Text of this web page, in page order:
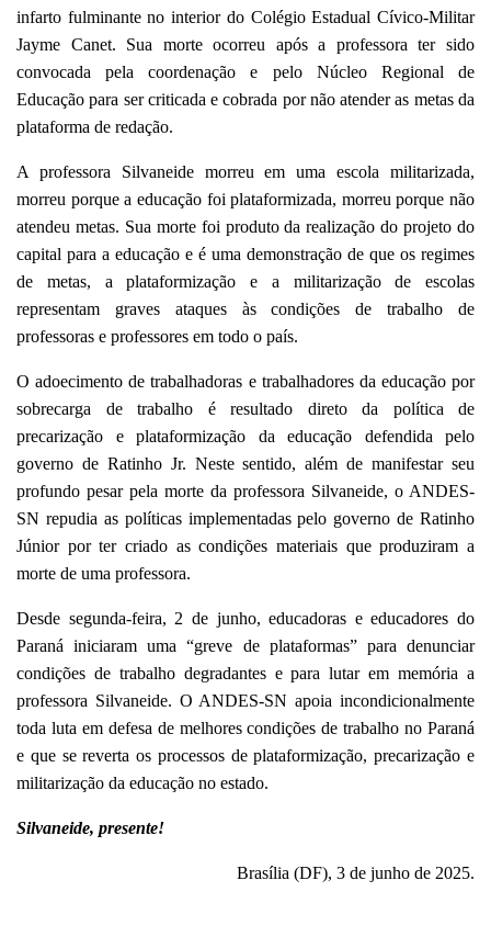
infarto fulminante no interior do Colégio Estadual Cívico-Militar
Jayme Canet. Sua morte ocorreu após a professora ter sido
convocada pela coordenação e pelo Núcleo Regional de
Educação para ser criticada e cobrada por não atender as metas da
plataforma de redação.
A professora Silvaneide morreu em uma escola militarizada,
morreu porque a educação foi plataformizada, morreu porque não
atendeu metas. Sua morte foi produto da realização do projeto do
capital para a educação e é uma demonstração de que os regimes
de metas, a plataformização e a militarização de escolas
representam graves ataques às condições de trabalho de
professoras e professores em todo o país.
O adoecimento de trabalhadoras e trabalhadores da educação por
sobrecarga de trabalho é resultado direto da política de
precarização e plataformização da educação defendida pelo
governo de Ratinho Jr. Neste sentido, além de manifestar seu
profundo pesar pela morte da professora Silvaneide, o ANDES-
SN repudia as políticas implementadas pelo governo de Ratinho
Júnior por ter criado as condições materiais que produziram a
morte de uma professora.
Desde segunda-feira, 2 de junho, educadoras e educadores do
Paraná iniciaram uma “greve de plataformas” para denunciar
condições de trabalho degradantes e para lutar em memória a
professora Silvaneide. O ANDES-SN apoia incondicionalmente
toda luta em defesa de melhores condições de trabalho no Paraná
e que se reverta os processos de plataformização, precarização e
militarização da educação no estado.
Silvaneide, presente!
Brasília (DF), 3 de junho de 2025.